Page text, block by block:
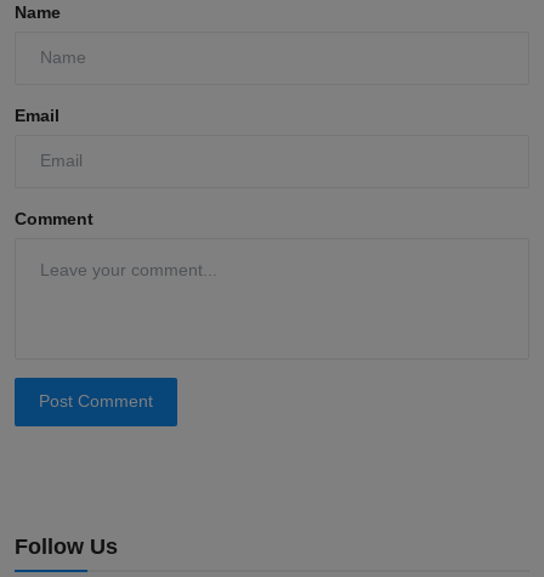
Name
Email
Comment
Post Comment
Follow Us